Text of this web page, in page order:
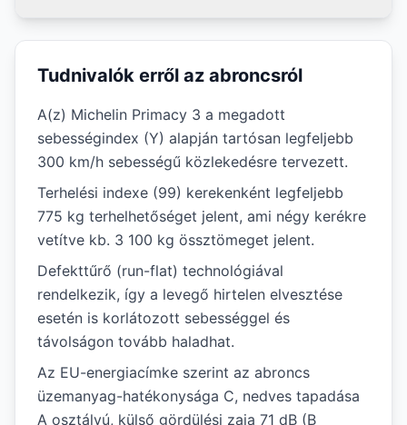
Tudnivalók erről az abroncsról
A(z) Michelin Primacy 3 a megadott
sebességindex (Y) alapján tartósan legfeljebb
300 km/h sebességű közlekedésre tervezett.
Terhelési indexe (99) kerekenként legfeljebb
775 kg terhelhetőséget jelent, ami négy kerékre
vetítve kb. 3 100 kg össztömeget jelent.
Defekttűrő (run-flat) technológiával
rendelkezik, így a levegő hirtelen elvesztése
esetén is korlátozott sebességgel és
távolságon tovább haladhat.
Az EU-energiacímke szerint az abroncs
üzemanyag-hatékonysága C, nedves tapadása
A osztályú, külső gördülési zaja 71 dB (B